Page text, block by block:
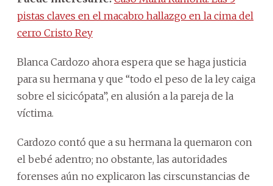
pistas claves en el macabro hallazgo en la cima del
cerro Cristo Rey
Blanca Cardozo ahora espera que se haga justicia
para su hermana y que “todo el peso de la ley caiga
sobre el sicicópata”, en alusión a la pareja de la
víctima.
Cardozo contó que a su hermana la quemaron con
el bebé adentro; no obstante, las autoridades
forenses aún no explicaron las cirscunstancias de